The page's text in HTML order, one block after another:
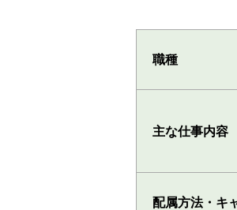
職種
主な仕事内容
配属方法・ キ